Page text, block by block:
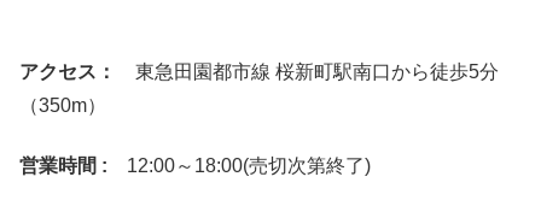
アクセス：
東急田園都市線 桜新町駅南口から徒歩5分
（350m）
営業時間 : 12:00～18:00(売切次第終了)